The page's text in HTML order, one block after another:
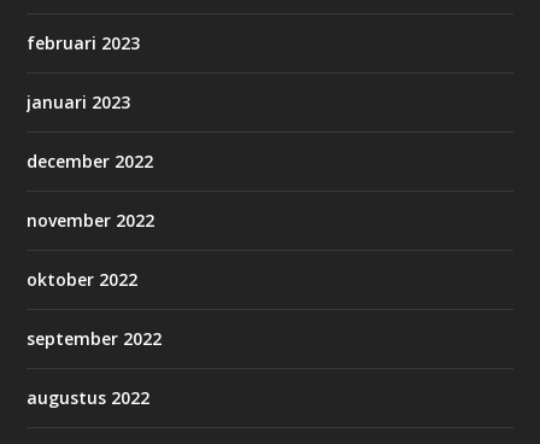
februari 2023
januari 2023
december 2022
november 2022
oktober 2022
september 2022
augustus 2022